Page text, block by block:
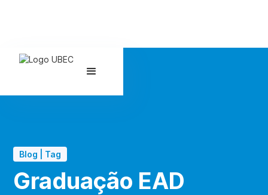
Blog | Tag
Graduação EAD